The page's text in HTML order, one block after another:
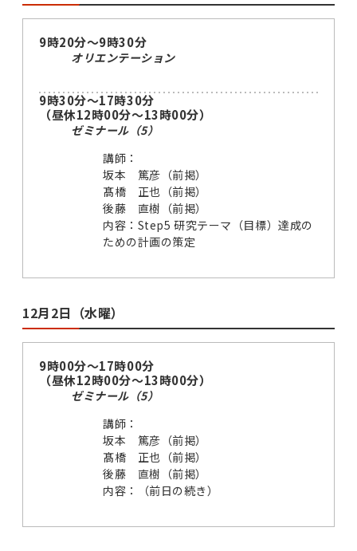
9時20分～9時30分
オリエンテーション
9時30分～17時30分
（昼休12時00分～13時00分）
ゼミナール（5）
講師：
坂本 篤彦（前掲）
髙橋 正也（前掲）
後藤 直樹（前掲）
内容：Step5 研究テーマ（目標）達成の
ための計画の策定
12月2日（水曜）
9時00分～17時00分
（昼休12時00分～13時00分）
ゼミナール（5）
講師：
坂本 篤彦（前掲）
髙橋 正也（前掲）
後藤 直樹（前掲）
内容：（前日の続き）